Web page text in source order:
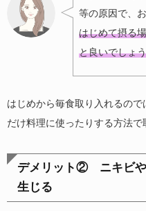
等の原因で、
はじめて摂る
と良いでしょ
はじめから毎食取り入れるの
だけ料理に使ったりする方法で
デメリット② ニキビや
生じる